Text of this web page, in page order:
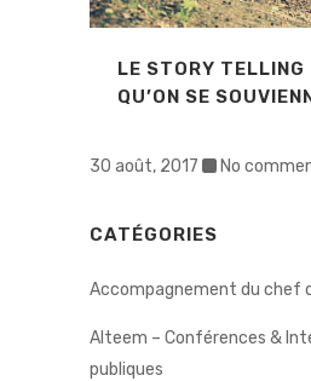
LE STORY TELLING
QU’ON SE
30 août, 2017 No
CATÉGORIES
Accompagnement du chef
Alteem – Conférences &
publiques